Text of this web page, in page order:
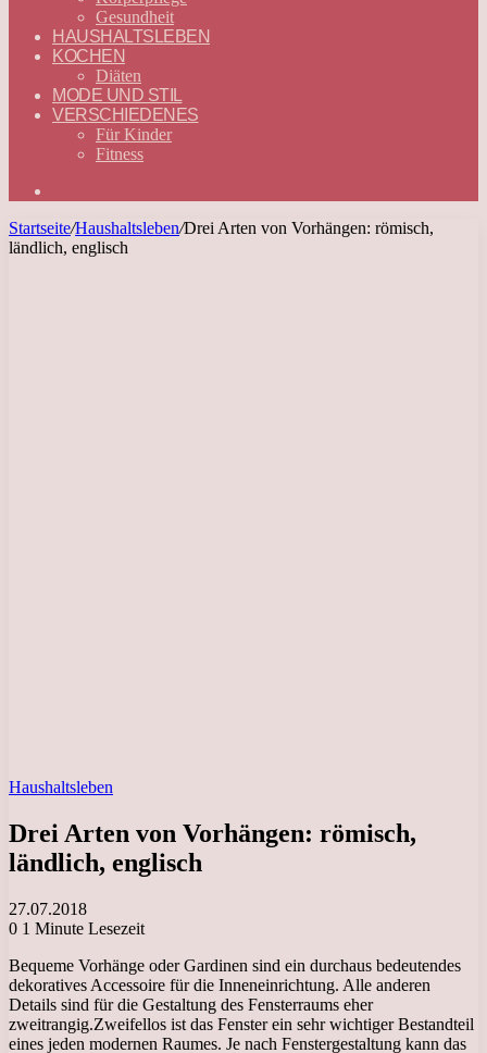
Gesundheit
HAUSHALTSLEBEN
KOCHEN
Diäten
MODE UND STIL
VERSCHIEDENES
Für Kinder
Fitness
Startseite/Haushaltsleben/Drei Arten von Vorhängen: römisch,
ländlich, englisch
Haushaltsleben
Drei Arten von Vorhängen: römisch,
ländlich, englisch
27.07.2018
0 1 Minute Lesezeit
Bequeme Vorhänge oder Gardinen sind ein durchaus bedeutendes
dekoratives Accessoire für die Inneneinrichtung. Alle anderen
Details sind für die Gestaltung des Fensterraums eher
zweitrangig.Zweifellos ist das Fenster ein sehr wichtiger Bestandteil
eines jeden modernen Raumes. Je nach Fenstergestaltung kann das